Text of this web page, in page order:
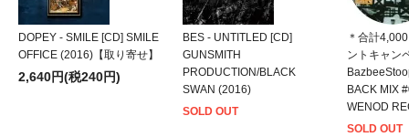
DOPEY - SMILE [CD] SMILE
OFFICE (2016)【取り寄せ】
2,640円(税240円)
BES - UNTITLED [CD]
GUNSMITH
PRODUCTION/BLACK
SWAN (2016)
SOLD OUT
＊合計
ントキャン
BACK MIX
WENOD
SOLD OUT